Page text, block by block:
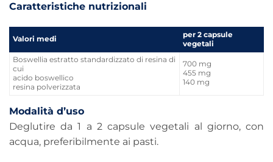
Caratteristiche nutrizionali
Valori medi
per 2 capsule
vegetali
Boswellia estratto standardizzato di resina di
cui
acido boswellico
resina polverizzata
700 mg
455 mg
140 mg
Modalità d’uso
Deglutire da 1 a 2 capsule vegetali al giorno, con
acqua, preferibilmente ai pasti.